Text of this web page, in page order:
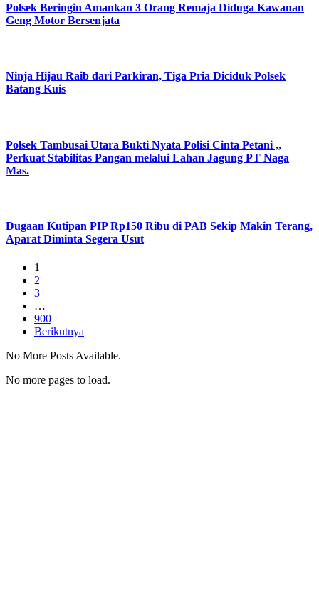
Polsek Beringin Amankan 3 Orang Remaja Diduga Kawanan
Geng Motor Bersenjata
Ninja Hijau Raib dari Parkiran, Tiga Pria Diciduk Polsek
Batang Kuis
Polsek Tambusai Utara Bukti Nyata Polisi Cinta Petani ,,
Perkuat Stabilitas Pangan melalui Lahan Jagung PT Naga
Mas.
Dugaan Kutipan PIP Rp150 Ribu di PAB Sekip Makin Terang,
Aparat Diminta Segera Usut
1
2
3
…
900
Berikutnya
No More Posts Available.
No more pages to load.